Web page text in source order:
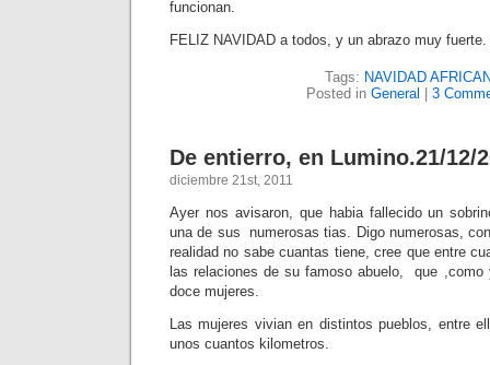
funcionan.
FELIZ NAVIDAD a todos, y un abrazo muy fuerte.
Tags: NAVIDAD
Posted in General 3
De entierro, en Lumino.21/12/
diciembre 21st, 2011
Ayer nos avisaron, que habia fallecido un
una de sus numerosas tias. Digo numerosas,
realidad no sabe cuantas tiene, cree que entre
las relaciones de su famoso abuelo, que ,como
doce mujeres.
Las mujeres vivian en distintos pueblos, entre
unos cuantos kilometros.